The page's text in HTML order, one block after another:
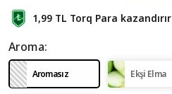
1,99 TL Torq Para kazandırır
Aroma:
Aromasız Ekşi Elma